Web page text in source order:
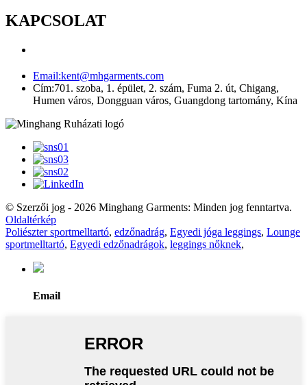
KAPCSOLAT
Email:kent@mhgarments.com
Cím:701. szoba, 1. épület, 2. szám, Fuma 2. út, Chigang,
Humen város, Dongguan város, Guangdong tartomány, Kína
© Szerzői jog - 2026 Minghang Garments: Minden jog fenntartva.
Oldaltérkép
Poliészter sportmelltartó, edzőnadrág, Egyedi jóga leggings, Lounge
sportmelltartó, Egyedi edzőnadrágok, leggings nőknek,
Email